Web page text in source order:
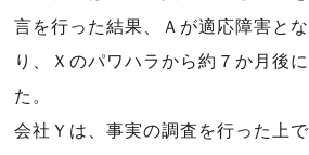
言を行った結果、Ａが適応障害と
り、Ｘのパワハラから約７か月後
た。
会社Ｙは、事実の調査を行った上